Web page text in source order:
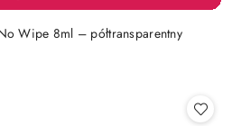
Wipe 8ml – półtransparentny